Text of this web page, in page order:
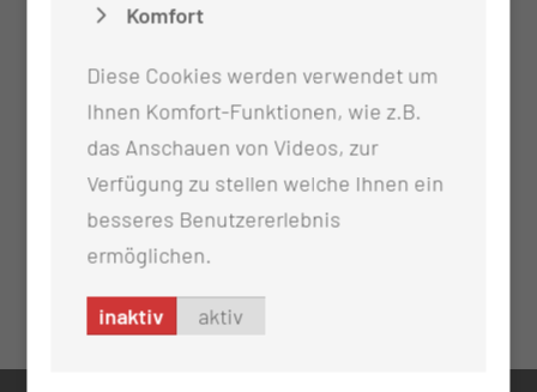
Komfort
Diese Cookies werden verwendet um
Ihnen Komfort-Funktionen, wie z.B.
das Anschauen von Videos, zur
Verfügung zu stellen welche Ihnen ein
besseres Benutzererlebnis
ermöglichen.
inaktiv aktiv